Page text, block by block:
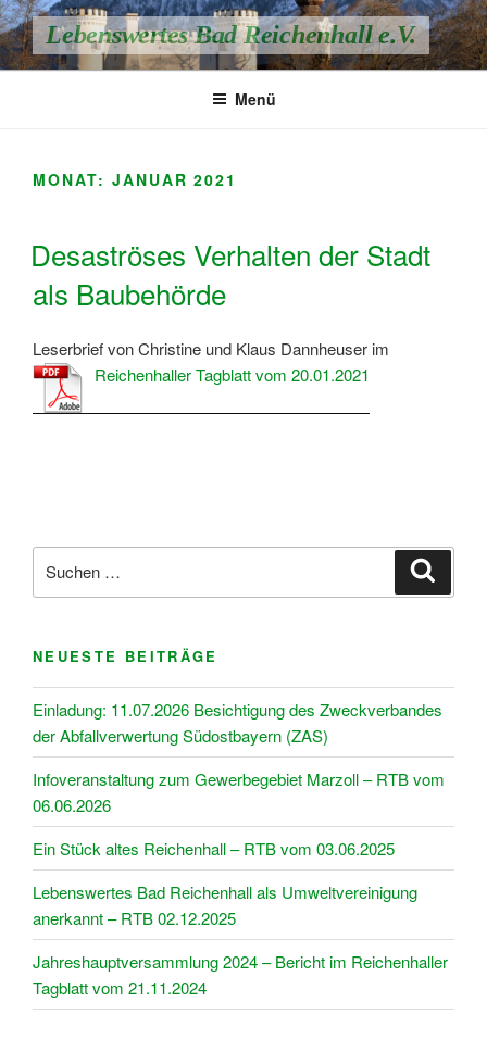
Zum
Inhalt
springen
Lebenswertes Bad Reichenhall e.V.
Menü
MONAT: JANUAR 2021
Desaströses Verhalten der Stadt
als Baubehörde
Leserbrief von Christine und Klaus Dannheuser im
Reichenhaller Tagblatt vom 20.01.2021
nach:
NEUESTE BEITRÄGE
Einladung: 11.07.2026 Besichtigung des Zweckverbandes
der Abfallverwertung Südostbayern (ZAS)
Infoveranstaltung zum Gewerbegebiet Marzoll – RTB vom
06.06.2026
Ein Stück altes Reichenhall – RTB vom 03.06.2025
Lebenswertes Bad Reichenhall als Umweltvereinigung
anerkannt – RTB 02.12.2025
Jahreshauptversammlung 2024 – Bericht im Reichenhaller
Tagblatt vom 21.11.2024